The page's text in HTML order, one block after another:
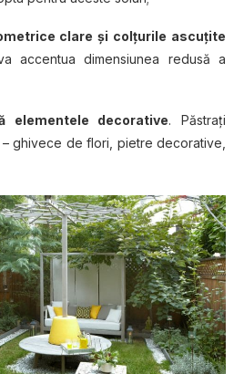
clare şi colţurile ascuţite
accentua dimensiunea redusă a
elementele decorative. Păstraţi
ghivece de flori, pietre decorative,